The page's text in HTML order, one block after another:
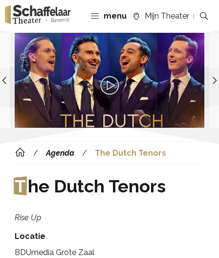
menu Mijn Theater
Previous
Agenda The Dutch Tenors
The Dutch Tenors
Rise Up
Locatie
BDUmedia Grote Zaal